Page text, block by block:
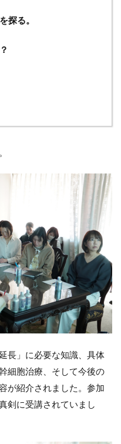
探る。
長」に必要な知識、具体
細胞治療、そして今後の
が紹介されました。参加
剣に受講されていまし